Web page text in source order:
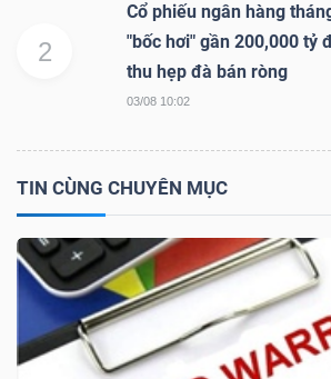
2
Cổ phiếu ngân hàng
"bốc hơi" gần 200,000 tỷ
thu hẹp đà bán ròng
03/08 10:02
TIN CÙNG CHUYÊN MỤC
PHIẾU